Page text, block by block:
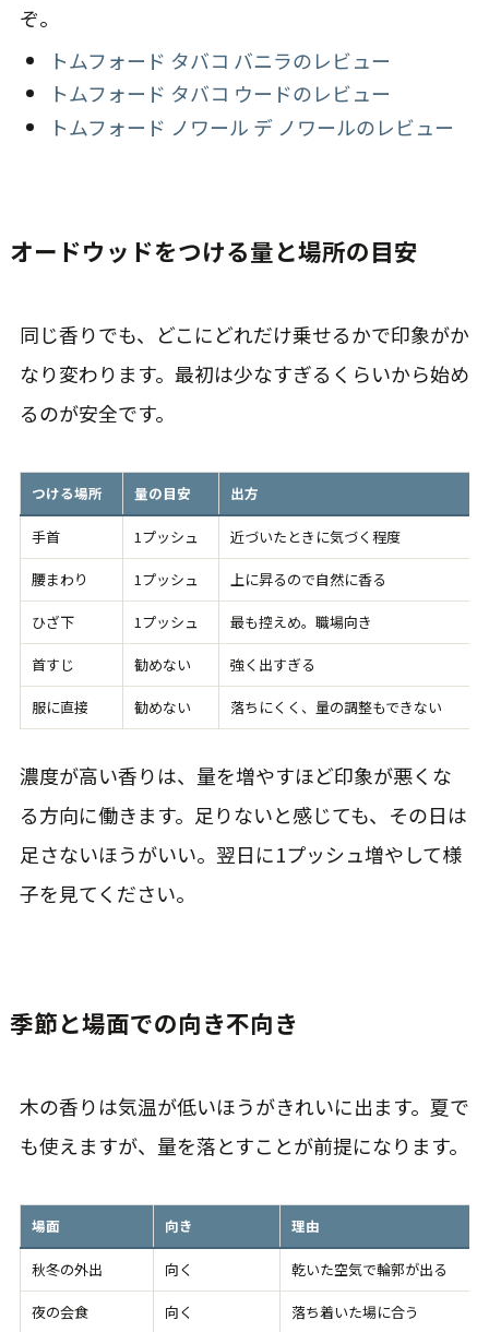
ぞ。
トムフォード タバコ バニラのレビュー
トムフォード タバコ ウードのレビュー
トムフォード ノワール デ ノワールのレビュー
オードウッドをつける量と場所の目安
同じ香りでも、どこにどれだけ乗せるかで印象がか
なり変わります。最初は少なすぎるくらいから始め
るのが安全です。
つける場所 量の目安 出方
手首 1プッシュ 近づいたときに気づく程度
腰まわり 1プッシュ 上に昇るので自然に香る
ひざ下 1プッシュ 最も控えめ。職場向き
首すじ 勧めない 強く出すぎる
服に直接 勧めない 落ちにくく、量の調整もできない
濃度が高い香りは、量を増やすほど印象が悪くな
る方向に働きます。足りないと感じても、その日は
足さないほうがいい。翌日に1プッシュ増やして様
子を見てください。
季節と場面での向き不向き
木の香りは気温が低いほうがきれいに出ます。夏で
も使えますが、量を落とすことが前提になります。
場面 向き 理由
秋冬の外出 向く 乾いた空気で輪郭が出る
夜の会食 向く 落ち着いた場に合う